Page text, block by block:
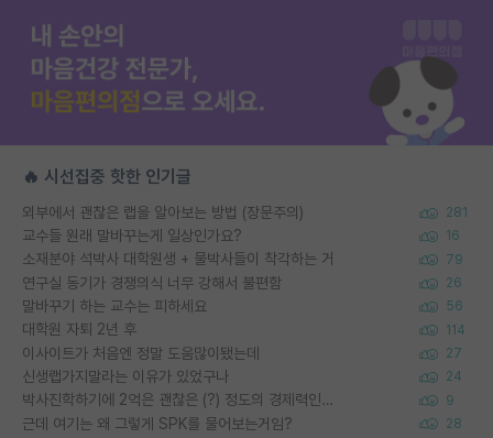
🔥 시선집중 핫한 인기글
외부에서 괜찮은 랩을 알아보는 방법 (장문주의) 281
교수들 원래 말바꾸는게 일상인가요? 16
소재분야 석박사 대학원생 + 물박사들이 착각하는 거 79
연구실 동기가 경쟁의식 너무 강해서 불편함 26
말바꾸기 하는 교수는 피하세요 56
대학원 자퇴 2년 후 114
이사이트가 처음엔 정말 도움많이됐는데 27
신생랩가지말라는 이유가 있었구나 24
박사진학하기에 2억은 괜찮은 (?) 정도의 경제력인가요 9
근데 여기는 왜 그렇게 SPK를 물어보는거임? 28